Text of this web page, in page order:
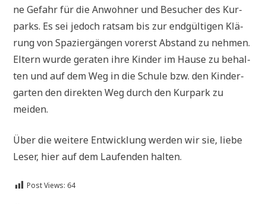
ne Gefahr für die Anwoh­ner und Besu­cher des Kur­
parks. Es sei jedoch rat­sam bis zur end­gül­ti­gen Klä­
rung von Spa­zier­gän­gen vor­erst Abstand zu neh­men.
Eltern wur­de gera­ten ihre Kin­der im Hau­se zu behal­
ten und auf dem Weg in die Schu­le bzw. den Kin­der­
gar­ten den direk­ten Weg durch den Kur­park zu
meiden.
Über die wei­te­re Ent­wick­lung wer­den wir sie, lie­be
Leser, hier auf dem Lau­fen­den halten.
Post Views: 64